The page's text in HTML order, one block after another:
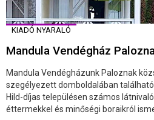
KIADÓ NYARALÓ
Mandula Vendégház
Mandula Vendégházunk Paloznak
szegélyezett domboldalában
Hild-díjas településen számos
éttermekkel és minőségi boraikról